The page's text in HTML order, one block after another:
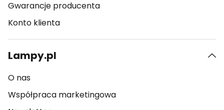
Gwarancje producenta
Konto klienta
Lampy.pl
O nas
Współpraca marketingowa